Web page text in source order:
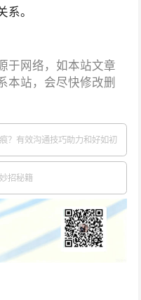
系。
于网络，如本站文章
本站，会尽快修改删
？有效沟通技巧助力和好如初
招秘籍